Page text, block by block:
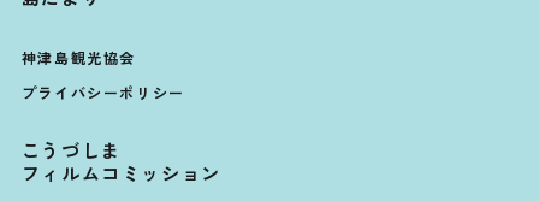
神津島観光協会
プライバシーポリシー
こうづしま
フィルムコミッション